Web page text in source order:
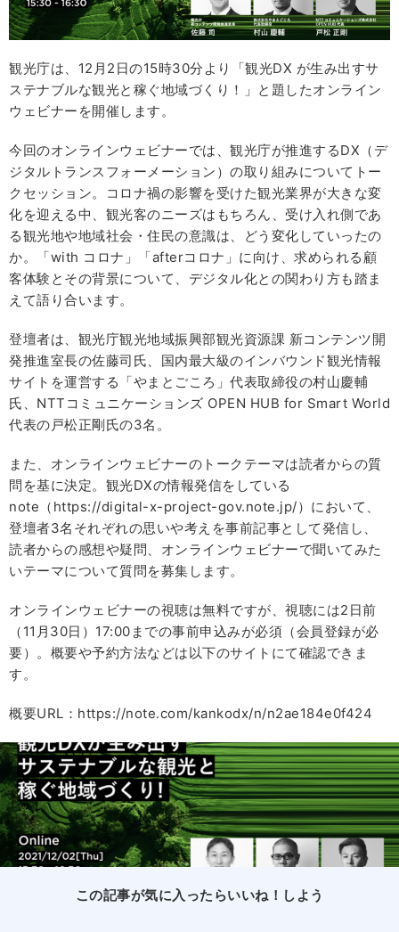
観光庁は、12月2日の15時30分より「観光DX が生み出すサ
ステナブルな観光と稼ぐ地域づくり！」と題したオンライン
ウェビナーを開催します。
今回のオンラインウェビナーでは、観光庁が推進するDX（デ
ジタルトランスフォーメーション）の取り組みについてトー
クセッション。コロナ禍の影響を受けた観光業界が大きな変
化を迎える中、観光客のニーズはもちろん、受け入れ側であ
る観光地や地域社会・住民の意識は、どう変化していったの
か。「with コロナ」「afterコロナ」に向け、求められる顧
客体験とその背景について、デジタル化との関わり方も踏ま
えて語り合います。
登壇者は、観光庁観光地域振興部観光資源課 新コンテンツ開
発推進室長の佐藤司氏、国内最大級のインバウンド観光情報
サイトを運営する「やまとごころ」代表取締役の村山慶輔
氏、NTTコミュニケーションズ OPEN HUB for Smart World
代表の戸松正剛氏の3名。
また、オンラインウェビナーのトークテーマは読者からの質
問を基に決定。観光DXの情報発信をしている
note（https://digital-x-project-gov.note.jp/）において、
登壇者3名それぞれの思いや考えを事前記事として発信し、
読者からの感想や疑問、オンラインウェビナーで聞いてみた
いテーマについて質問を募集します。
オンラインウェビナーの視聴は無料ですが、視聴には2日前
（11月30日）17:00までの事前申込みが必須（会員登録が必
要）。概要や予約方法などは以下のサイトにて確認できま
す。
概要URL：https://note.com/kankodx/n/n2ae184e0f424
この記事が気に入ったらいいね！しよう